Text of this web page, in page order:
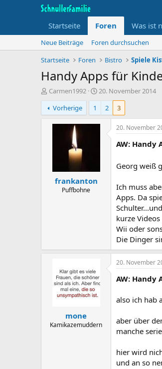
Startseite Foren Was ist
Neue Beiträge
Foren durchsuchen
Startseite
Foren Bistro Spiele
Handy Apps für
T
h
e
m
Carmen1992
B
e
i
n
u
20. November 2014
Vorherige
1 2 3
frankanton
Puffbohne
20. November
AW: Handy
Georg weiß
Ich muss
Apps. Da
kurze
Wii oder
Die Dinger
mone
Kamikazemuddern
20. November
AW: Handy
also ich hab
aber über
manche
hier wird
und an so